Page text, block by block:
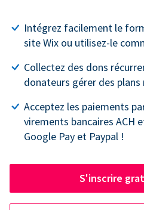
Intégrez facilement le
site Wix ou utilisez-le
Collectez des dons
donateurs gérer des plans
Acceptez les paiements
virements bancaires ACH
Google Pay et Paypal !
S'inscrire